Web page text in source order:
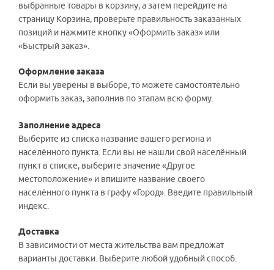
выбранные товары в корзину, а затем перейдите на
страницу Корзина, проверьте правильность заказанных
позиций и нажмите кнопку «Оформить заказ» или
«Быстрый заказ».
Оформление заказа
Если вы уверены в выборе, то можете самостоятельно
оформить заказ, заполнив по этапам всю форму.
Заполнение адреса
Выберите из списка название вашего региона и
населённого пункта. Если вы не нашли свой населённый
пункт в списке, выберите значение «Другое
местоположение» и впишите название своего
населённого пункта в графу «Город». Введите правильный
индекс.
Доставка
В зависимости от места жительства вам предложат
варианты доставки. Выберите любой удобный способ.